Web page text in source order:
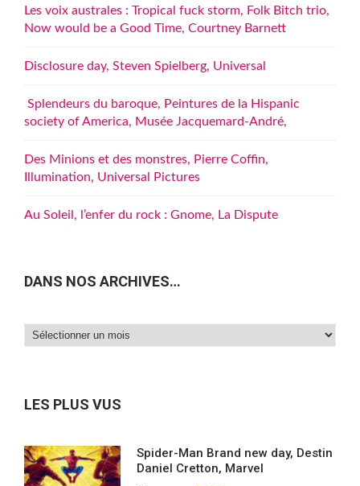
Les voix australes : Tropical fuck storm, Folk Bitch trio,
Now would be a Good Time, Courtney Barnett
Disclosure day, Steven Spielberg, Universal
Splendeurs du baroque, Peintures de la Hispanic
society of America, Musée Jacquemard-André,
Des Minions et des monstres, Pierre Coffin,
Illumination, Universal Pictures
Au Soleil, l’enfer du rock : Gnome, La Dispute
DANS NOS ARCHIVES…
Dans
LES PLUS VUS
Spider-Man Brand new day, Destin
Daniel Cretton, Marvel